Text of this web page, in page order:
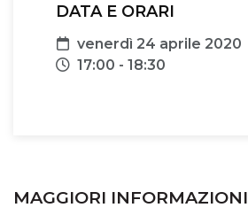
DATA E ORARI
Data
venerdì 24 aprile 2020
Orari
17:00 - 18:30
MAGGIORI INFORMAZIONI